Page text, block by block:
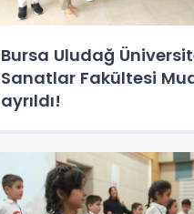
Bursa Uludağ
Sanatlar Fakültesi
ayrıldı!